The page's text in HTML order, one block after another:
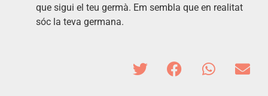
que sigui el teu germà. Em sembla que en realitat
sóc la teva germana.